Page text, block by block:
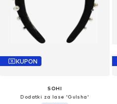
KUPON
SOHI
Dodatki za lase 'Gulsha'